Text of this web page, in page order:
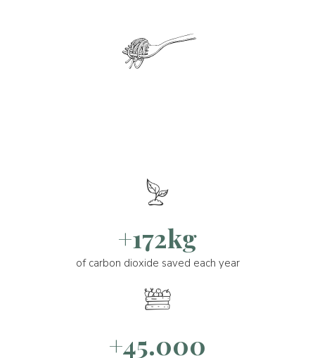
+172kg
of carbon dioxide saved each year
+45.000